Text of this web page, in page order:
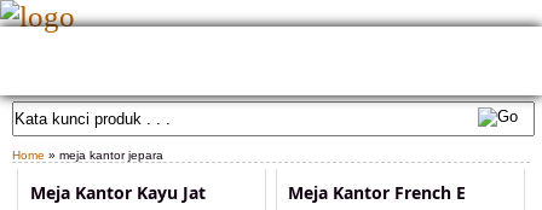
Home » meja kantor jepara
Meja Kantor Kayu Jat Meja Kantor French E